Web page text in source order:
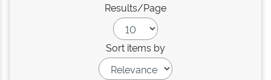
Results/Page
Sort items by